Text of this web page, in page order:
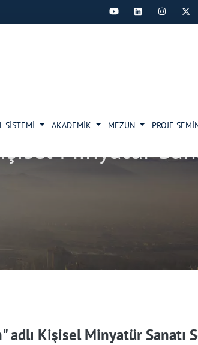
SİSTEMİ AKADEMİK MEZUN PROJE
Minyatür
adlı Kişisel Minyatür Sanatı